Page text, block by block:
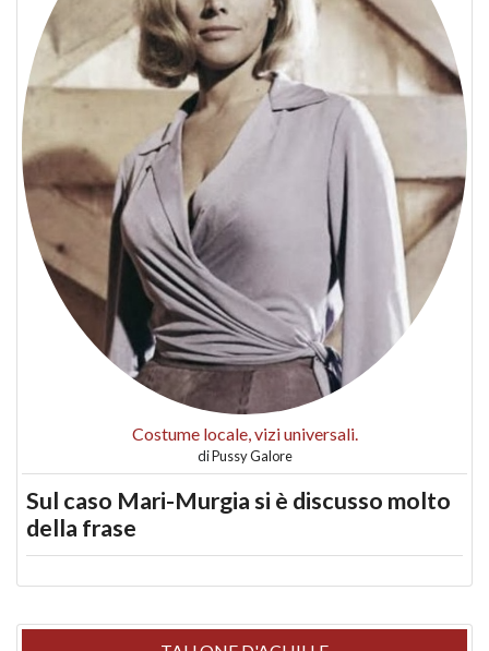
Costume locale, vizi universali.
diPussy Galore
Sul caso Mari-Murgia si è discusso molto
della frase